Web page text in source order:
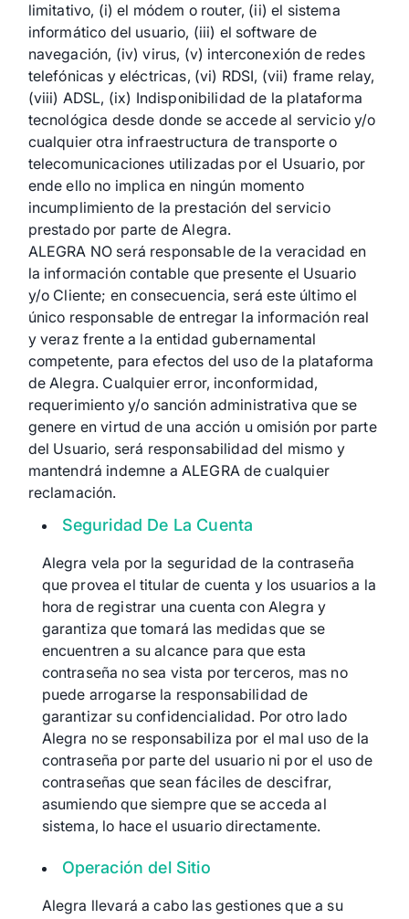
limitativo, (i) el módem o router, (ii) el sistema
informático del usuario, (iii) el software de
navegación, (iv) virus, (v) interconexión de redes
telefónicas y eléctricas, (vi) RDSI, (vii) frame relay,
(viii) ADSL, (ix) Indisponibilidad de la plataforma
tecnológica desde donde se accede al servicio y/o
cualquier otra infraestructura de transporte o
telecomunicaciones utilizadas por el Usuario, por
ende ello no implica en ningún momento
incumplimiento de la prestación del servicio
prestado por parte de Alegra.
ALEGRA NO será responsable de la veracidad en
la información contable que presente el Usuario
y/o Cliente; en consecuencia, será este último el
único responsable de entregar la información real
y veraz frente a la entidad gubernamental
competente, para efectos del uso de la plataforma
de Alegra. Cualquier error, inconformidad,
requerimiento y/o sanción administrativa que se
genere en virtud de una acción u omisión por parte
del Usuario, será responsabilidad del mismo y
mantendrá indemne a ALEGRA de cualquier
reclamación.
Seguridad De La Cuenta
Alegra vela por la seguridad de la contraseña
que provea el titular de cuenta y los usuarios a la
hora de registrar una cuenta con Alegra y
garantiza que tomará las medidas que se
encuentren a su alcance para que esta
contraseña no sea vista por terceros, mas no
puede arrogarse la responsabilidad de
garantizar su confidencialidad. Por otro lado
Alegra no se responsabiliza por el mal uso de la
contraseña por parte del usuario ni por el uso de
contraseñas que sean fáciles de descifrar,
asumiendo que siempre que se acceda al
sistema, lo hace el usuario directamente.
Operación del Sitio
Alegra llevará a cabo las gestiones que a su